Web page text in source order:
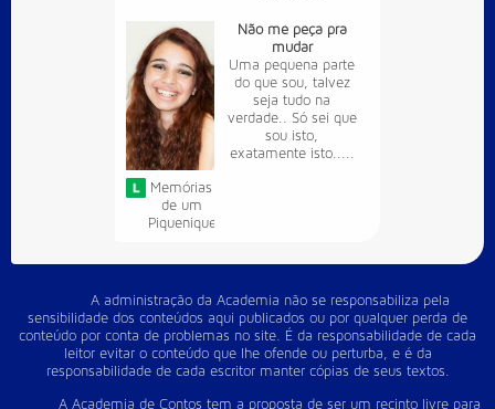
Memórias
de um
Piquenique
Não me peça pra
mudar
Uma pequena parte
do que sou, talvez
seja tudo na
verdade.. Só sei que
sou isto,
exatamente isto.....
A administração da Academia não se responsabiliza pela
sensibilidade dos conteúdos aqui publicados ou por qualquer perda de
conteúdo por conta de problemas no site. É da responsabilidade de cada
leitor evitar o conteúdo que lhe ofende ou perturba, e é da
responsabilidade de cada escritor manter cópias de seus textos.
A Academia de Contos tem a proposta de ser um recinto livre para